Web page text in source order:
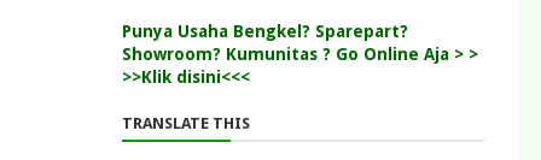
Punya Usaha Bengkel? Sparepart?
Showroom? Kumunitas ? Go Online Aja > >
>>Klik disini<<<
TRANSLATE THIS